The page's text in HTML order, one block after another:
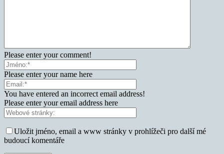
Please enter your comment!
Please enter your name here
You have entered an incorrect email address!
Please enter your email address here
Uložit jméno, email a www stránky v prohlížeči pro další mé
budoucí komentáře